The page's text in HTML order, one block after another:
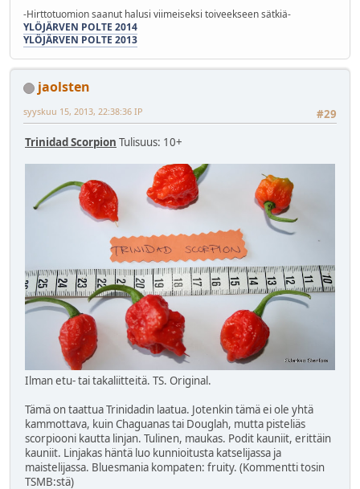
-Hirttotuomion saanut halusi viimeiseksi toiveekseen sätkiä-
YLÖJÄRVEN POLTE 2014
YLÖJÄRVEN POLTE 2013
jaolsten
#29
syyskuu 15, 2013, 22:38:36 IP
Trinidad Scorpion Tulisuus: 10+
Ilman etu- tai takaliitteitä. TS. Original.
Tämä on taattua Trinidadin laatua. Jotenkin tämä ei ole yhtä
kammottava, kuin Chaguanas tai Douglah, mutta pisteliäs
scorpiooni kautta linjan. Tulinen, maukas. Podit kauniit, erittäin
kauniit. Linjakas häntä luo kunnioitusta katselijassa ja
maistelijassa. Bluesmania kompaten: fruity. (Kommentti tosin
TSMB:stä)